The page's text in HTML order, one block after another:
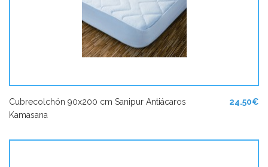
24.50€
Cubrecolchón 90x200 cm Sanipur Antiácaros
Kamasana